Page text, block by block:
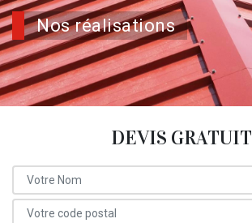
Nos réalisations
DEVIS GRATUIT